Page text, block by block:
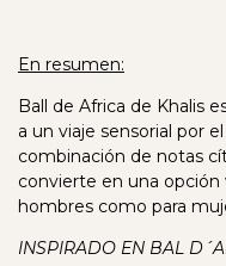
En resumen:
Ball de Africa de Khalis
a un viaje sensorial por
combinación de notas
convierte en una opción
hombres como para
INSPIRADO EN BAL